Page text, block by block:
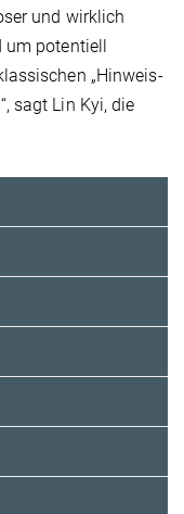
und wirklich
potentiell
„Hinweis-
sagt Lin Kyi, die